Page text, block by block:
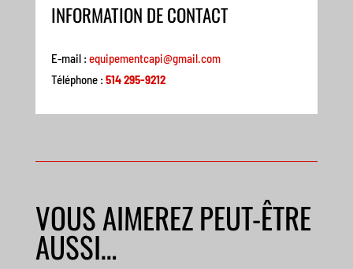
INFORMATION DE CONTACT
E-mail : equipementcapi@gmail.com
Téléphone : 514 295-9212
VOUS AIMEREZ PEUT-ÊTRE
AUSSI…